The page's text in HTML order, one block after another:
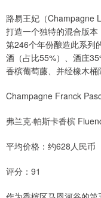
路易王妃（Champagne
打造一个独特的混合版
第246个年份酿造此系列
酒（占比55%）、酒庄
香槟葡萄藤、并经橡木桶
Champagne Franck
弗兰克·帕斯卡香槟
平均价格：约628人民币
评分：91